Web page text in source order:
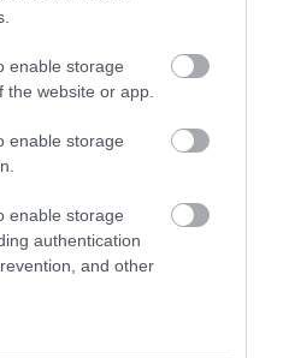
enable storage
the website or app.
enable storage
enable storage
authentication
and other